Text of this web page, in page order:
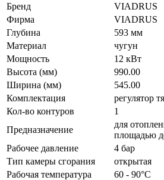
Бренд
VIADRUS
Фирма
VIADRUS
Глубина
593 мм
Материал
чугун
Мощность
12 кВт
Высота (мм)
990.00
Ширина (мм)
545.00
Комплектация
регулятор
Кол-во контуров
1
Предназначение
для
площадью
Рабочее давление
4 бар
Тип камеры сгорания
открытая
Рабочая температура
60 - 90°С